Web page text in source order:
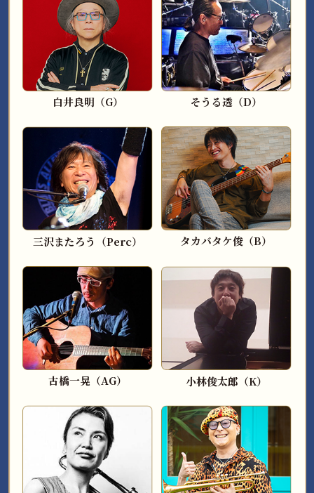
白井良明（G） そうる透（D）
三沢またろう（Perc） タカバタケ俊（B）
古橋一晃（AG） 小林俊太郎（K）